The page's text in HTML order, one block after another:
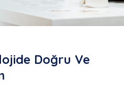
Doğru Ve